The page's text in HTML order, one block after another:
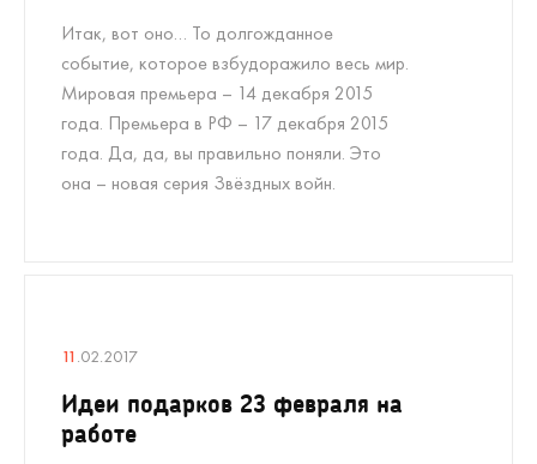
Итак, вот оно… То долгожданное
событие, которое взбудоражило весь мир.
Мировая премьера – 14 декабря 2015
года. Премьера в РФ – 17 декабря 2015
года. Да, да, вы правильно поняли. Это
она – новая серия Звёздных войн.
11 .02.2017
Идеи подарков 23 февраля на
работе